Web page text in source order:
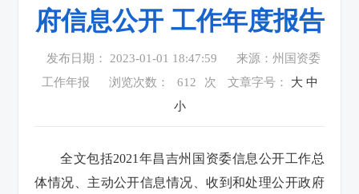
府信息公开 工作年度报告
发布日期： 2023-01-01 18:47:59
来源：州国资委
工作年报
浏览次数： 612 次 文章字号： 大 中
小
全文包括2021年昌吉州国资委信息公开工作总
体情况、主动公开信息情况、收到和处理公开政府